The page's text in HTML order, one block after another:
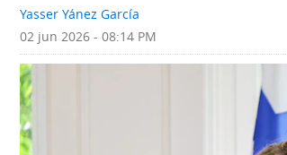
Deportes
Tecnología
Ponle
la
Firma
Fotografías
Videos
Yasser Yánez García
02 jun 2026 - 08:14 PM